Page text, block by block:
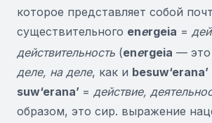
которое представляет собой
существительного energeia =
действительность (energeia — это
деле, на деле, как и besuw‘erana’
suw‘erana’ = действие,
образом, это сир. выражение